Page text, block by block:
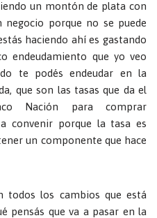
un montón de plata con
negocio porque no se puede
haciendo ahí es gastando
endeudamiento que yo veo
te podés endeudar en la
que son las tasas que da el
Nación para comprar
convenir porque la tasa es
un componente que hace
todos los cambios que está
pensás que va a pasar en la